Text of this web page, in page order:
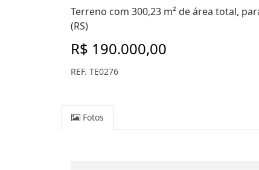
Terreno com 300,23 m² de área total,
(RS)
R$ 190.000,00
REF. TE0276
Fotos